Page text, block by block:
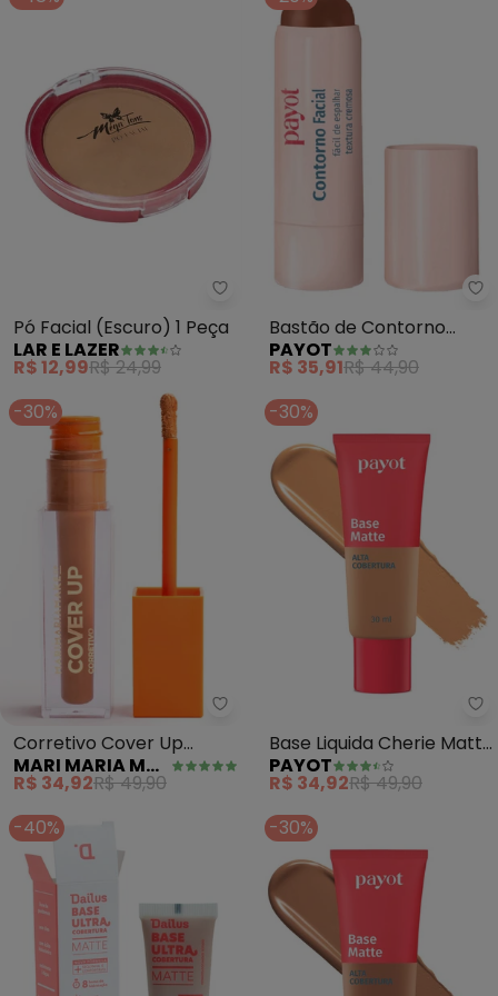
Lar e Lazer - Pó Facial (Escuro)
Pó Facial (Escuro) 1 Peça
LAR E LAZER
R$ 12,99R$ 24,99
Bastão de Contorno
Cherie Media (Cor 2)
PAYOT
R$ 35,91R$ 44,90
-30%
Mari Maria Makeup - Corretivo
Corretivo Cover Up
(Mm10)
MARI MARIA MAKEUP
R$ 34,92R$ 49,90
-30%
Base Liquida Cherie Matte
(Cor 7) 30ml
PAYOT
R$ 34,92R$ 49,90
-40%
-30%